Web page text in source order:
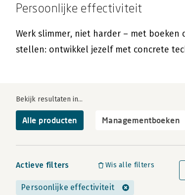
Persoonlijke effectiviteit
Werk slimmer, niet harder – met
stellen: ontwikkel jezelf met concrete
Bekijk resultaten in...
Alle producten Managementboeken
Actieve filters Wis alle filters
Persoonlijke effectiviteit